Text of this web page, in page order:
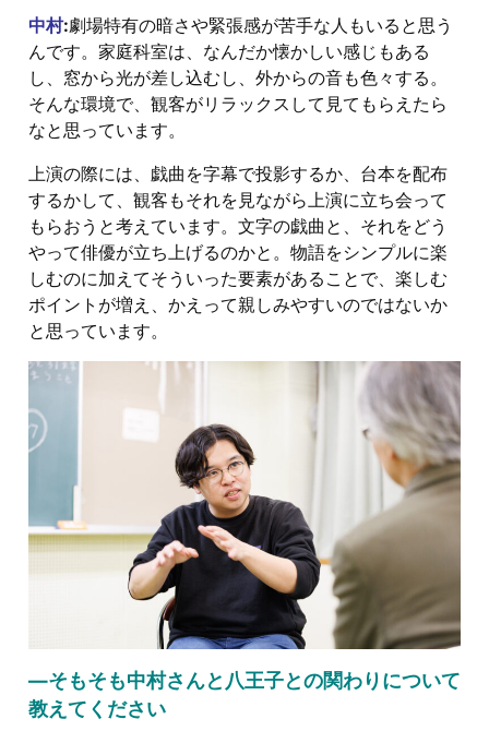
中村:劇場特有の暗さや緊張感が苦手な人もいると思う
んです。家庭科室は、なんだか懐かしい感じもある
し、窓から光が差し込むし、外からの音も色々する。
そんな環境で、観客がリラックスして見てもらえたら
なと思っています。
上演の際には、戯曲を字幕で投影するか、台本を配布
するかして、観客もそれを見ながら上演に立ち会って
もらおうと考えています。文字の戯曲と、それをどう
やって俳優が立ち上げるのかと。物語をシンプルに楽
しむのに加えてそういった要素があることで、楽しむ
ポイントが増え、かえって親しみやすいのではないか
と思っています。
―そもそも中村さんと八王子との関わりについて
教えてください